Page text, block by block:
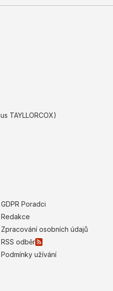
TAYLLORCOX)
GDPR Poradci
Redakce
Zpracování osobních údajů
RSS odběr
Podmínky užívání